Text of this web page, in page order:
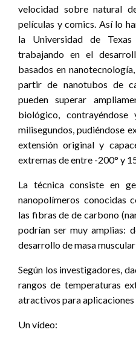
velocidad sobre natural
películas y comics. Así lo
la Universidad de
trabajando en el
basados en
partir de nanotubos de
pueden superar
biológico,
milisegundos, pudiéndose
extensión original y
extremas de entre -200° y
La técnica consiste en
nanopolímeros conocidas
las fibras de de carbono
podrían ser muy amplias:
desarrollo de masa
Según los investigadores,
rangos de temperaturas
atractivos para aplicaciones
Un vídeo: